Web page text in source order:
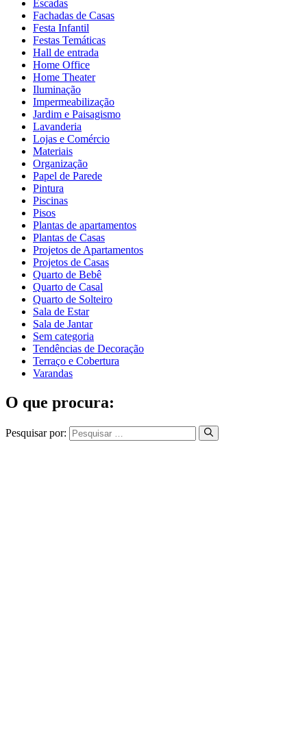
Escadas
Fachadas de Casas
Festa Infantil
Festas Temáticas
Hall de entrada
Home Office
Home Theater
Iluminação
Impermeabilização
Jardim e Paisagismo
Lavanderia
Lojas e Comércio
Materiais
Organização
Papel de Parede
Pintura
Piscinas
Pisos
Plantas de apartamentos
Plantas de Casas
Projetos de Apartamentos
Projetos de Casas
Quarto de Bebê
Quarto de Casal
Quarto de Solteiro
Sala de Estar
Sala de Jantar
Sem categoria
Tendências de Decoração
Terraço e Cobertura
Varandas
O que procura:
Pesquisar por: